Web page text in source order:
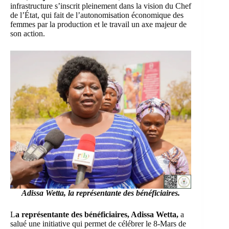
infrastructure s’inscrit pleinement dans la vision du Chef
de l’État, qui fait de l’autonomisation économique des
femmes par la production et le travail un axe majeur de
son action.
Adissa Wetta, la représentante des bénéficiaires.
La représentante des bénéficiaires, Adissa Wetta, a
salué une initiative qui permet de célébrer le 8-Mars de